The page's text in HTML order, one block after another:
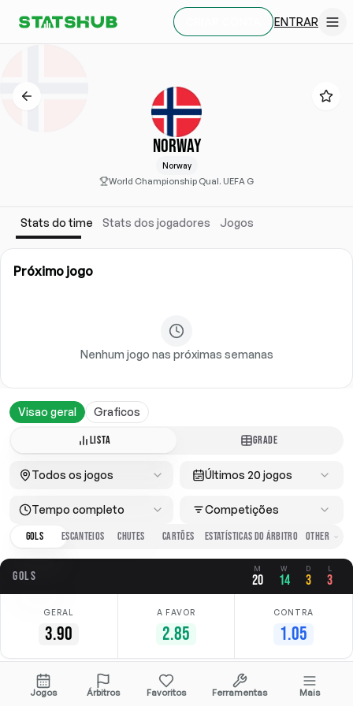
ENTRAR
NORWAY
Norway
World Championship Qual. UEFA G
Stats do time Stats dos jogadores Jogos
Próximo jogo
Nenhum jogo nas próximas semanas
Visao geral Graficos
LISTA GRADE
Todos os jogos Últimos 20 jogos
Tempo completo
Competições
GOLS
ESCANTEIOS CHUTES CARTÕES ESTATÍSTICAS DO ÁRBITRO
GOLS M
20
W
14
D
3
L
3
GERAL
3.90
A FAVOR
2.85
CONTRA
1.05
Casa Fora Competição
Jogos Árbitros Favoritos Ferramentas Mais